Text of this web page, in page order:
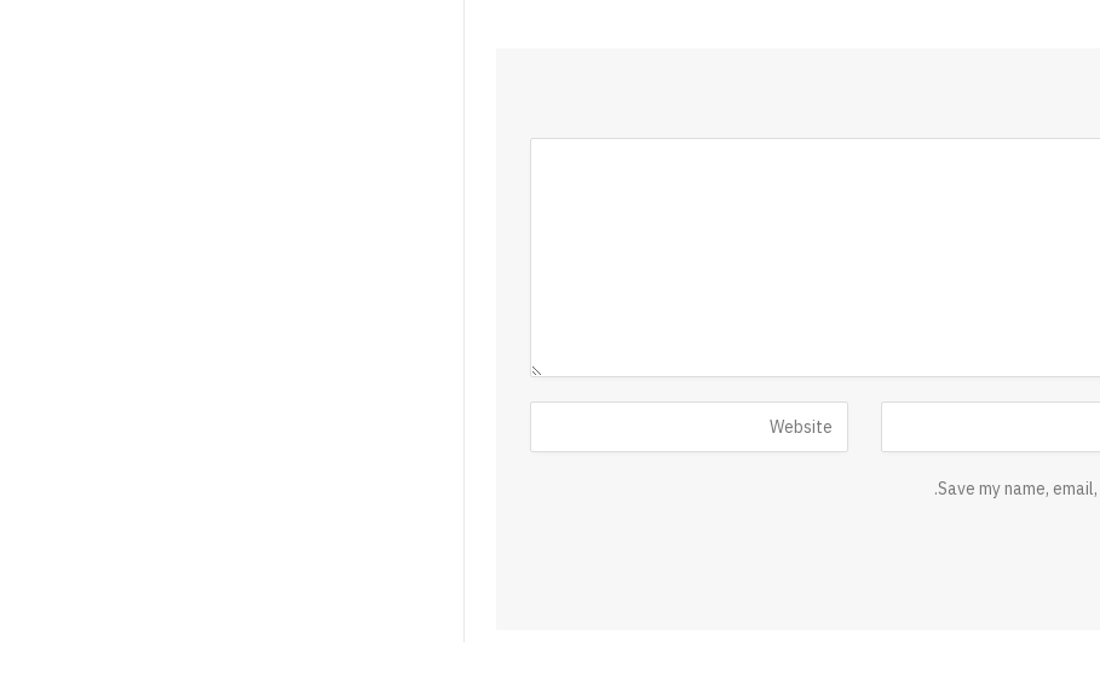
Save my name,